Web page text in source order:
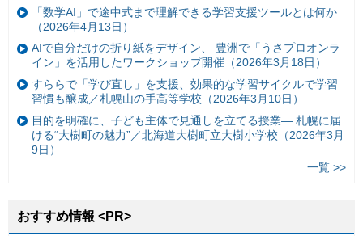
「数学AI」で途中式まで理解できる学習支援ツールとは何か
（2026年4月13日）
AIで自分だけの折り紙をデザイン、 豊洲で「うさプロオンラ
イン」を活用したワークショップ開催（2026年3月18日）
すららで「学び直し」を支援、効果的な学習サイクルで学習
習慣も醸成／札幌山の手高等学校（2026年3月10日）
目的を明確に、子ども主体で見通しを立てる授業— 札幌に届
ける“大樹町の魅力”／北海道大樹町立大樹小学校（2026年3月
9日）
一覧 >>
おすすめ情報 <PR>